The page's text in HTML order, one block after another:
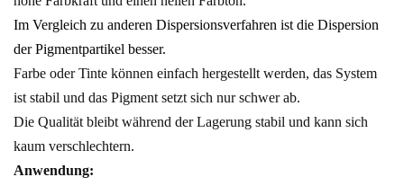
Im Vergleich zu anderen Dispersionsverfahren ist die Dispersion
der Pigmentpartikel besser.
Farbe oder Tinte können einfach hergestellt werden, das System
ist stabil und das Pigment setzt sich nur schwer ab.
Die Qualität bleibt während der Lagerung stabil und kann sich
kaum verschlechtern.
Anwendung: